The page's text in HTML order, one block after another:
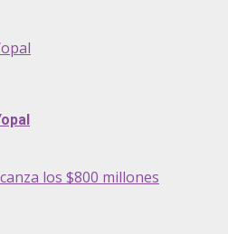
los $800 millones